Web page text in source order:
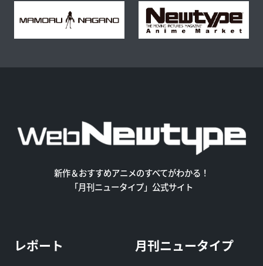
新作＆おすすめアニメのすべてがわかる！
「月刊ニュータイプ」公式サイト
レポート
月刊ニュータイプ